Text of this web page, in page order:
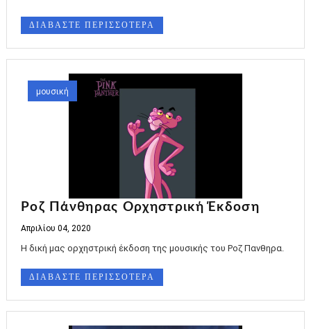
ΔΙΑΒΑΣΤΕ ΠΕΡΙΣΣΟΤΕΡΑ
μουσική
Ροζ Πάνθηρας Ορχηστρική Έκδοση
Απριλίου 04, 2020
Η δική μας ορχηστρική έκδοση της μουσικής του Ροζ Πανθηρα.
ΔΙΑΒΑΣΤΕ ΠΕΡΙΣΣΟΤΕΡΑ